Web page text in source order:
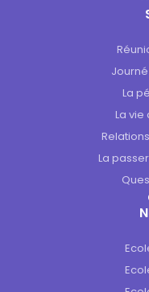
La
La vie
La